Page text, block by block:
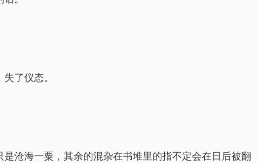
了仪态。
沧海一粟，其余的混杂在书堆里的指不定会在日后被翻